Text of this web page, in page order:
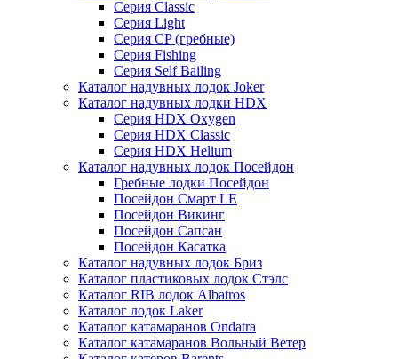
Серия Classic
Серия Light
Серия CP (гребные)
Серия Fishing
Серия Self Bailing
Каталог надувных лодок Joker
Каталог надувных лодки HDX
Серия HDX Oxygen
Серия HDX Classic
Серия HDX Helium
Каталог надувных лодок Посейдон
Гребные лодки Посейдон
Посейдон Смарт LE
Посейдон Викинг
Посейдон Сапсан
Посейдон Касатка
Каталог надувных лодок Бриз
Каталог пластиковых лодок Стэлс
Каталог RIB лодок Albatros
Каталог лодок Laker
Каталог катамаранов Ondatra
Каталог катамаранов Вольный Ветер